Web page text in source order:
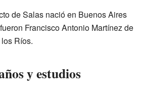
de Salas nació en Buenos Aires
Francisco Antonio Martínez de
Ríos.
y estudios